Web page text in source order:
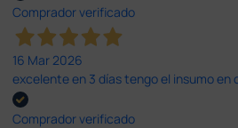
Comprador verificado
16 Mar 2026
excelente en 3 días tengo el insumo en
Comprador verificado